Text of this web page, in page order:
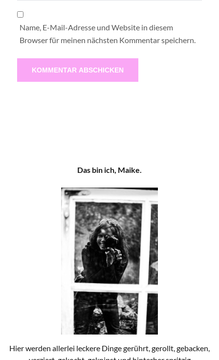
Name, E-Mail-Adresse und Website in diesem
Browser für meinen nächsten Kommentar speichern.
Das bin ich, Maike.
Hier werden allerlei leckere Dinge gerührt, gerollt, gebacken,